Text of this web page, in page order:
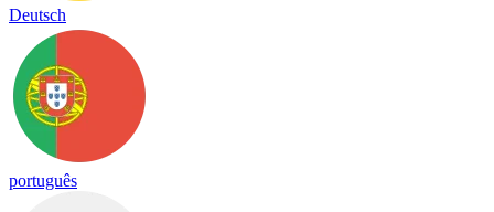
Deutsch
português